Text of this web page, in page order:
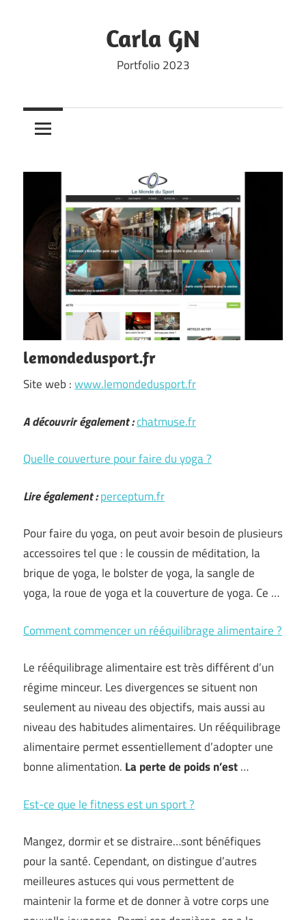
Carla GN
Portfolio 2023
lemondedusport.fr
Site web :www.lemondedusport.fr
A découvrir également :chatmuse.fr
Quelle couverture pour faire du yoga ?
Lire également :perceptum.fr
Pour faire du yoga, on peut avoir besoin de plusieurs
accessoires tel que : le coussin de méditation, la
brique de yoga, le bolster de yoga, la sangle de
yoga, la roue de yoga et la couverture de yoga. Ce …
Comment commencer un rééquilibrage alimentaire ?
Le rééquilibrage alimentaire est très différent d’un
régime minceur. Les divergences se situent non
seulement au niveau des objectifs, mais aussi au
niveau des habitudes alimentaires. Un rééquilibrage
alimentaire permet essentiellement d’adopter une
bonne alimentation. La perte de poids n’est…
Est-ce que le fitness est un sport ?
Mangez, dormir et se distraire…sont bénéfiques
pour la santé. Cependant, on distingue d’autres
meilleures astuces qui vous permettent de
maintenir la forme et de donner à votre corps une